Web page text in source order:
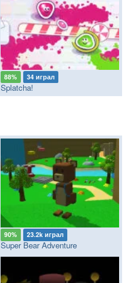
88% 34 играл
Splatcha!
90% 23.2k играл
Super Bear Adventure